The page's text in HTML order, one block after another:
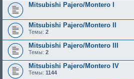
Mitsubishi Pajero/Montero I
Mitsubishi Pajero/Montero II
Темы: 2
Mitsubishi Pajero/Montero III
Темы: 2
Mitsubishi Pajero/Montero IV
Темы: 1144